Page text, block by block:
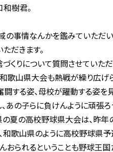
樹君。
情なんかを鑑みていただい
だきます。
りについて質問させていただ
歌山県大会も熱戦が繰り広げ
する姿、母校が躍動する姿を
、あの子らに負けんように頑張
夏の高校野球県大会は、昨
和歌山県のように高校野球県
おられるということも野球王